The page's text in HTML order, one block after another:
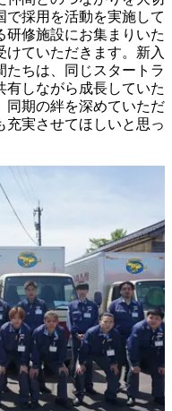
で採用を活動を実施して
研修施設にお集まりいた
ていただきます。新入
たちは、同じスタートラ
有しながら成長していた
同期の絆を深めていただ
充実させてほしいと思っ